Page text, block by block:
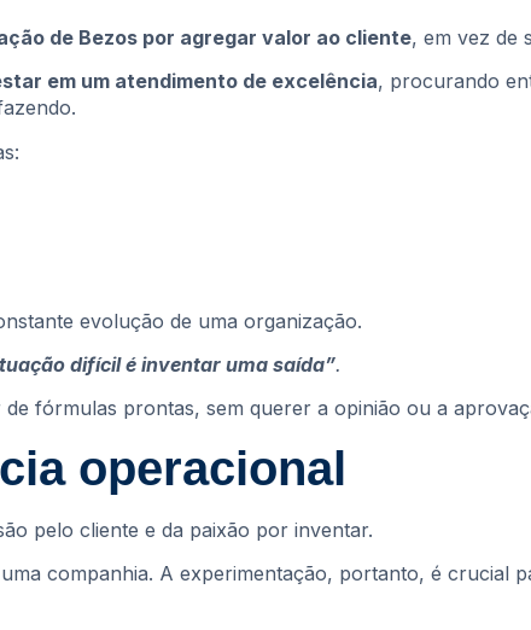
de Bezos por agregar valor ao cliente, em vez de
em um atendimento de excelência, procurando
evolução de uma organização.
difícil é inventar uma saída”.
fórmulas prontas, sem querer a opinião ou a
operacional
pelo cliente e da paixão por inventar.
companhia. A experimentação, portanto, é crucial